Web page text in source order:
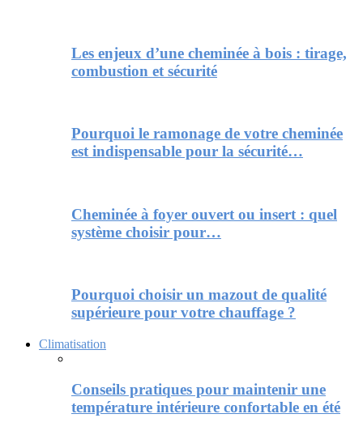
Les enjeux d’une cheminée à bois : tirage,
combustion et sécurité
Pourquoi le ramonage de votre cheminée
est indispensable pour la sécurité…
Cheminée à foyer ouvert ou insert : quel
système choisir pour…
Pourquoi choisir un mazout de qualité
supérieure pour votre chauffage ?
Climatisation
Conseils pratiques pour maintenir une
température intérieure confortable en été